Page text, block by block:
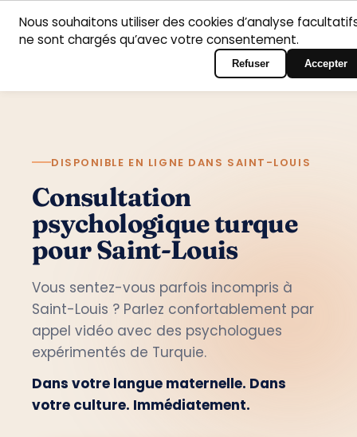
AccueilDomaines
d’intervention
PsychologuesContact
Français Connexion au portail
DISPONIBLE EN LIGNE DANS SAINT-LOUIS
Consultation
psychologique turque
pour Saint-Louis
Vous sentez-vous parfois incompris à
Saint-Louis ? Parlez confortablement par
appel vidéo avec des psychologues
expérimentés de Turquie.
Dans votre langue maternelle. Dans
votre culture. Immédiatement.
Nous souhaitons utiliser des cookies d’analyse
ne sont chargés qu’avec votre consentement.
Refuser Accepter